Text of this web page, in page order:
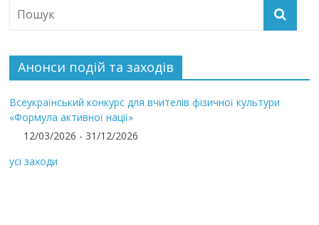
Анонси подій та заходів
Всеукраїнський конкурс для вчителів фізичної культури
«Формула активної нації»
12/03/2026 - 31/12/2026
усі заходи